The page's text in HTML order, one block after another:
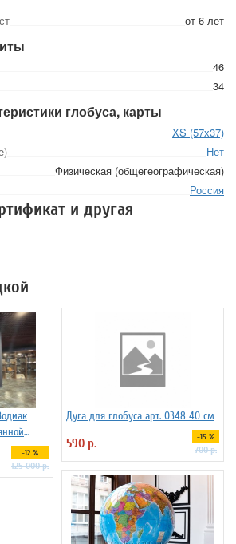
от 6 лет
46
34
глобуса, карты
XS (57х37)
Нет
Физическая (общегеографическая)
Россия
и другая
227733
-12 %
125 000 р.
Дуга для глобуса арт. 0348 40 см
590 р. -15 %
700 р.